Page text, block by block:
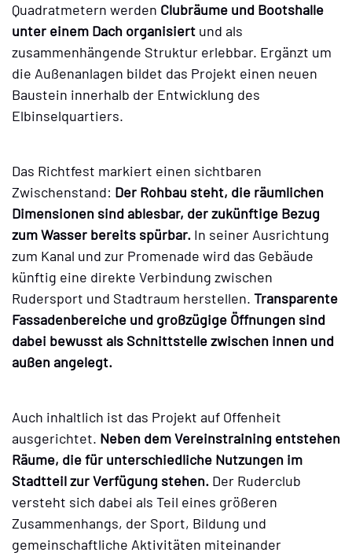
Quadratmetern werden Clubräume und Bootshalle
unter einem Dach organisiert und als
zusammenhängende Struktur erlebbar. Ergänzt um
die Außenanlagen bildet das Projekt einen neuen
Baustein innerhalb der Entwicklung des
Elbinselquartiers.
Das Richtfest markiert einen sichtbaren
Zwischenstand: Der Rohbau steht, die räumlichen
Dimensionen sind ablesbar, der zukünftige Bezug
zum Wasser bereits spürbar. In seiner Ausrichtung
zum Kanal und zur Promenade wird das Gebäude
künftig eine direkte Verbindung zwischen
Rudersport und Stadtraum herstellen. Transparente
Fassadenbereiche und großzügige Öffnungen sind
dabei bewusst als Schnittstelle zwischen innen und
außen angelegt.
Auch inhaltlich ist das Projekt auf Offenheit
ausgerichtet. Neben dem Vereinstraining entstehen
Räume, die für unterschiedliche Nutzungen im
Stadtteil zur Verfügung stehen. Der Ruderclub
versteht sich dabei als Teil eines größeren
Zusammenhangs, der Sport, Bildung und
gemeinschaftliche Aktivitäten miteinander